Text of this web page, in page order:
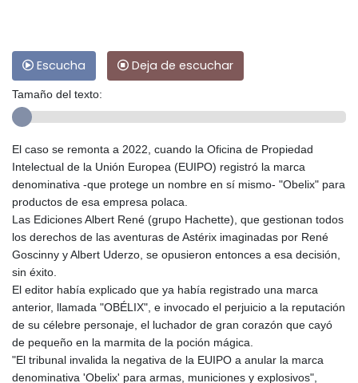
Escucha Deja de escuchar
Tamaño del texto:
El caso se remonta a 2022, cuando la Oficina de Propiedad
Intelectual de la Unión Europea (EUIPO) registró la marca
denominativa -que protege un nombre en sí mismo- "Obelix" para
productos de esa empresa polaca.
Las Ediciones Albert René (grupo Hachette), que gestionan todos
los derechos de las aventuras de Astérix imaginadas por René
Goscinny y Albert Uderzo, se opusieron entonces a esa decisión,
sin éxito.
El editor había explicado que ya había registrado una marca
anterior, llamada "OBÉLIX", e invocado el perjuicio a la reputación
de su célebre personaje, el luchador de gran corazón que cayó
de pequeño en la marmita de la poción mágica.
"El tribunal invalida la negativa de la EUIPO a anular la marca
denominativa 'Obelix' para armas, municiones y explosivos",